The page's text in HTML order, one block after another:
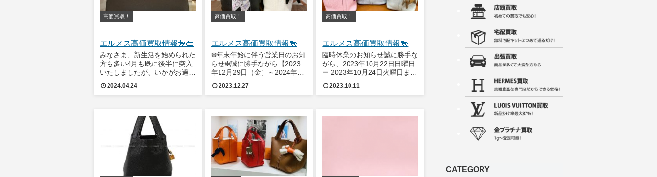
高価買取！
エルメス高価買取情報🐎👜
みなさま、新生活を始められた
方も多い4月も既に後半に突入
いたしましたが、いかがお過ご
しでしょうか。エルメス高価買
取情報、本日は永遠の定番カラ
バーキン25 セリエ 外縫い 黒
2024.04.24
高価買取！
エルメス高価買取情報🐎
❄️年末年始に伴う営業日のお知
らせ❄️誠に勝手ながら【2023
年12月29日（金）～2024年1
月4日（木）】まで年末年始の
お休みとさせていただきます。
次ご対応となりますのでお客様
2023.12.27
高価買取！
エルメス高価買取情報🐎
臨時休業のお知らせ誠に勝手な
がら、2023年10月22日日曜日
ー 2023年10月24日火曜日まで
社員研修のため臨時休業とさせ
ていただきます。お客様にはご
うお願い申し上げます。202
2023.10.11
CATEGORY